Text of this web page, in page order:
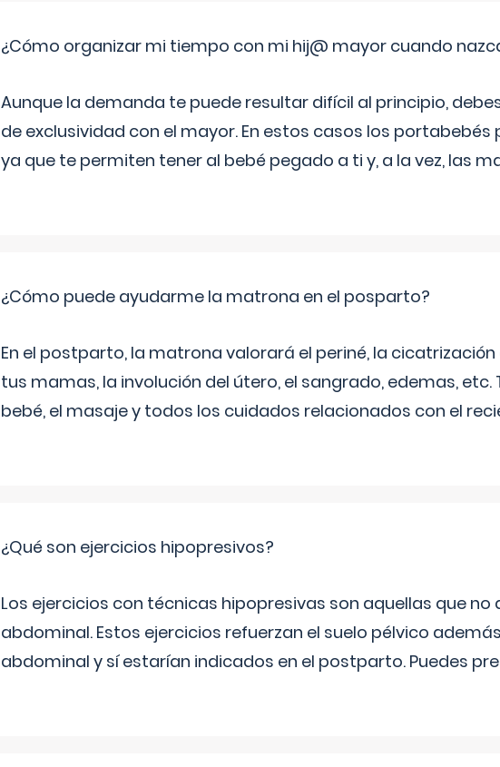
¿Cómo organizar mi tiempo con mi hij@ mayor cuando
Aunque la demanda te puede resultar difícil al principio,
de exclusividad con el mayor. En estos casos los portabebés
ya que te permiten tener al bebé pegado a ti y, a la vez, las
¿Cómo puede ayudarme la matrona en el posparto?
En el postparto, la matrona valorará el periné, la cicatrización
tus mamas, la involución del útero, el sangrado, edemas, etc.
bebé, el masaje y todos los cuidados relacionados con el
¿Qué son ejercicios hipopresivos?
Los ejercicios con técnicas hipopresivas son aquellas que
abdominal. Estos ejercicios refuerzan el suelo pélvico
abdominal y sí estarían indicados en el postparto. Puedes